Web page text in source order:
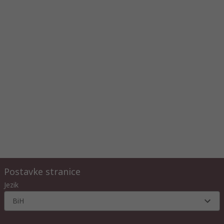
Postavke stranice
Jezik
BiH